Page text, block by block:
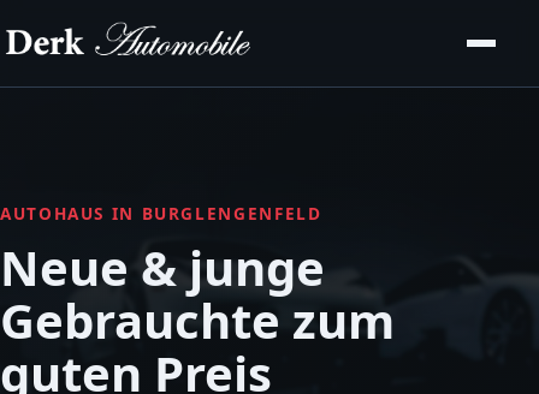
AUTOHAUS IN BURGLENGENFELD
Neue & junge
Gebrauchte zum
guten Preis